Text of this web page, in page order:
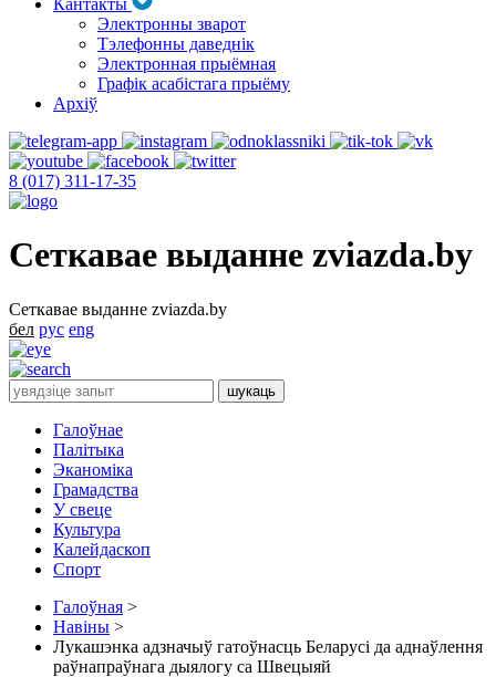
Кантакты
Электронны зварот
Тэлефонны даведнік
Электронная прыёмная
Графік асабістага прыёму
Архіў
8 (017) 311-17-35
Сеткавае выданне zviazda.by
Сеткавае выданне zviazda.by
бел рус eng
Галоўнае
Палітыка
Эканоміка
Грамадства
У свеце
Культура
Калейдаскоп
Спорт
Галоўная >
Навіны >
Лукашэнка адзначыў гатоўнасць Беларусі да аднаўлення
раўнапраўнага дыялогу са Швецыяй